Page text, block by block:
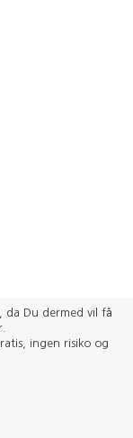
da Du dermed vil få
ingen risiko og